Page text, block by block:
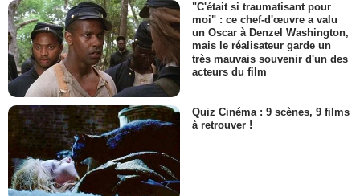
"C'était si traumatisant pour
moi" : ce chef-d'œuvre a valu
un Oscar à Denzel Washington,
mais le réalisateur garde un
très mauvais souvenir d'un des
acteurs du film
Quiz Cinéma : 9 scènes, 9 films
à retrouver !